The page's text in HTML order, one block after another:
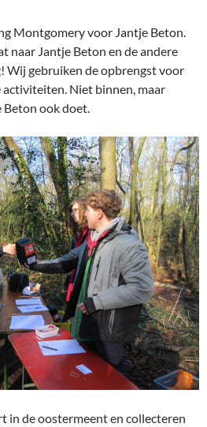
Montgomery voor Jantje Beton.
naar Jantje Beton en de andere
Wij gebruiken de opbrengst voor
Niet binnen, maar
Beton ook doet.
in de oostermeent en collecteren